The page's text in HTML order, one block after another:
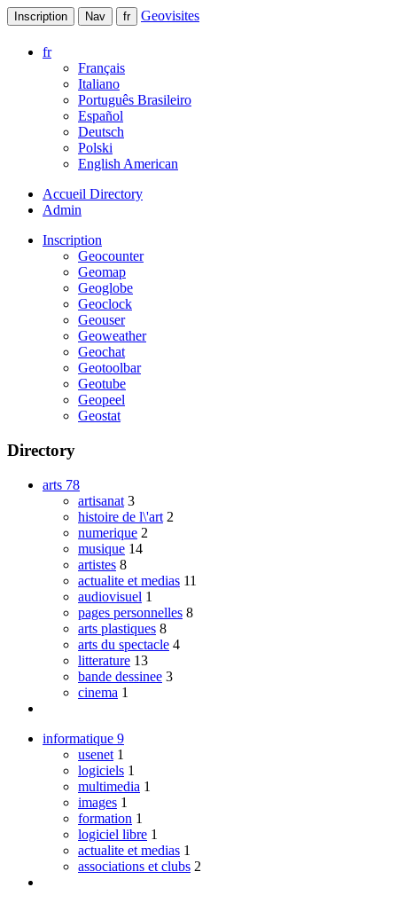
Inscription Nav fr Geovisites
fr
Français
Italiano
Português Brasileiro
Español
Deutsch
Polski
English American
Accueil Directory
Admin
Inscription
Geocounter
Geomap
Geoglobe
Geoclock
Geouser
Geoweather
Geochat
Geotoolbar
Geotube
Geopeel
Geostat
Directory
arts 78
artisanat 3
histoire de l\'art 2
numerique 2
musique 14
artistes 8
actualite et medias 11
audiovisuel 1
pages personnelles 8
arts plastiques 8
arts du spectacle 4
litterature 13
bande dessinee 3
cinema 1
informatique 9
usenet 1
logiciels 1
multimedia 1
images 1
formation 1
logiciel libre 1
actualite et medias 1
associations et clubs 2